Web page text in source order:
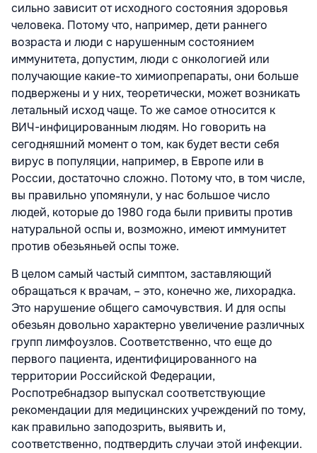
сильно зависит от исходного состояния здоровья
человека. Потому что, например, дети раннего
возраста и люди с нарушенным состоянием
иммунитета, допустим, люди с онкологией или
получающие какие-то химиопрепараты, они больше
подвержены и у них, теоретически, может возникать
летальный исход чаще. То же самое относится к
ВИЧ-инфицированным людям. Но говорить на
сегодняшний момент о том, как будет вести себя
вирус в популяции, например, в Европе или в
России, достаточно сложно. Потому что, в том числе,
вы правильно упомянули, у нас большое число
людей, которые до 1980 года были привиты против
натуральной оспы и, возможно, имеют иммунитет
против обезьяньей оспы тоже.
В целом самый частый симптом, заставляющий
обращаться к врачам, – это, конечно же, лихорадка.
Это нарушение общего самочувствия. И для оспы
обезьян довольно характерно увеличение различных
групп лимфоузлов. Соответственно, что еще до
первого пациента, идентифицированного на
территории Российской Федерации,
Роспотребнадзор выпускал соответствующие
рекомендации для медицинских учреждений по тому,
как правильно заподозрить, выявить и,
соответственно, подтвердить случаи этой инфекции.